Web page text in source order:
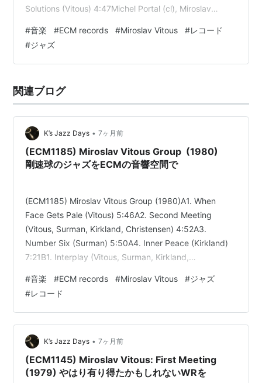
Solutions (Vitous) 4:47Michel Portal (cl), Miroslav
#音楽 #ECM records #Miroslav Vitous #レコード
#ジャズ
関連ブログ
K’s Jazz Days • 7ヶ月前
(ECM1185) Miroslav Vitous Group (1980)
剛速球のジャズをECMの音響空間で
(ECM1185) Miroslav Vitous Group (1980)A1. When
Face Gets Pale (Vitous) 5:46A2. Second Meeting
(Vitous, Surman, Kirkland, Christensen) 4:52A3.
Number Six (Surman) 5:50A4. Inner Peace (Kirkland)
7:21B1. Interplay (Vitous, Surman, Kirkland,
Beauty (V…
#音楽 #ECM records #Miroslav Vitous #ジャズ
#レコード
K’s Jazz Days • 7ヶ月前
(ECM1145) Miroslav Vitous: First Meeting
(1979) やはり有り得たかもしれないWRを